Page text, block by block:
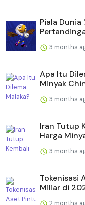
Piala Dunia
3 months
Apa Itu
Minyak
3 months
Iran Tutup
Harga
3 months
Tokenisasi
Miliar di
2 months